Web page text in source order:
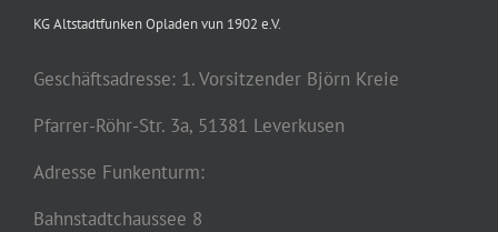
KG Altstadtfunken Opladen vun 1902 e.V.
Geschäftsadresse: 1. Vorsitzender Björn Kreie
Pfarrer-Röhr-Str. 3a, 51381 Leverkusen
Adresse Funkenturm:
Bahnstadtchaussee 8